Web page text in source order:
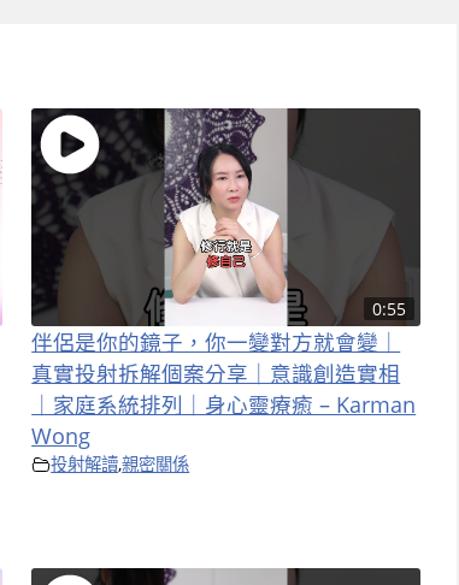
0:55
伴侶是你的鏡子，你一變對方就會變｜
真實投射拆解個案分享｜意識創造實相
｜家庭系統排列｜身心靈療癒 – Karman
Wong
投射解讀,親密關係